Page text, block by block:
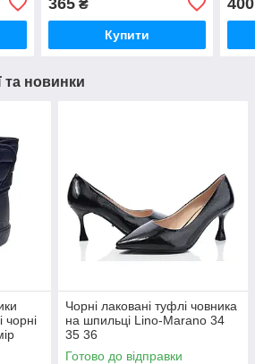
₴
Купити
та новинки
чорні
Чорні лаковані туфлі човника
на шпильці Lino-Marano 34
35 36
Готово до відправки